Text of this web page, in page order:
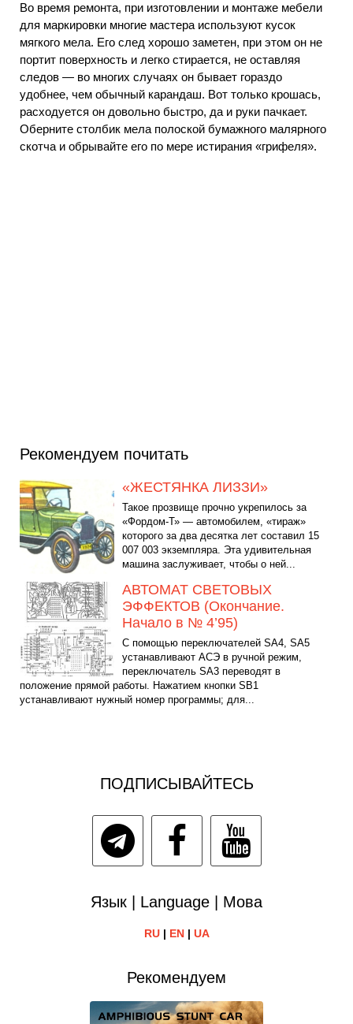
Во время ремонта, при изготовлении и монтаже мебели
для маркировки многие мастера используют кусок
мягкого мела. Его след хорошо заметен, при этом он не
портит поверхность и легко стирается, не оставляя
следов — во многих случаях он бывает гораздо
удобнее, чем обычный карандаш. Вот только крошась,
расходуется он довольно быстро, да и руки пачкает.
Оберните столбик мела полоской бумажного малярного
скотча и обрывайте его по мере истирания «грифеля».
Рекомендуем почитать
«ЖЕСТЯНКА ЛИЗЗИ»
Такое прозвище прочно укрепилось за
«Фордом-Т» — автомобилем, «тираж»
которого за два десятка лет составил 15
007 003 экземпляра. Эта удивительная
машина заслуживает, чтобы о ней...
АВТОМАТ СВЕТОВЫХ
ЭФФЕКТОВ (Окончание.
Начало в № 4’95)
С помощью переключателей SA4, SA5
устанавливают АСЭ в ручной режим,
переключатель SA3 переводят в
положение прямой работы. Нажатием кнопки SB1
устанавливают нужный номер программы; для...
ПОДПИСЫВАЙТЕСЬ
Язык | Language | Мова
RU| EN| UA
Рекомендуем